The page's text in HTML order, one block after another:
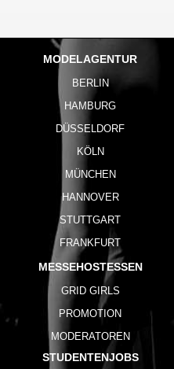
MODELAGENTUR
BERLIN
HAMBURG
DÜSSELDORF
KÖLN
MÜNCHEN
HANNOVER
STUTTGART
FRANKFURT
MESSEHOSTESSEN
GRID GIRLS
PROMOTION
MODERATOREN
STUDENTENJOBS